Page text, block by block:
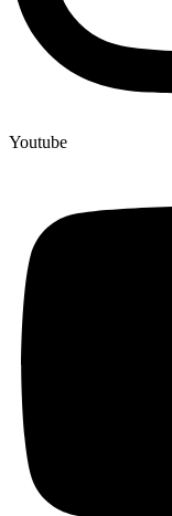
Youtube